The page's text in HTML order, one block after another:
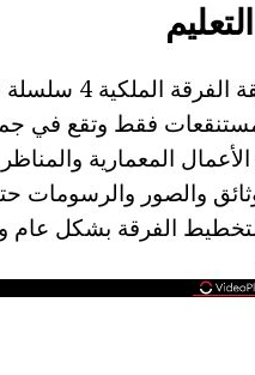
المعمارية
والصور والرسومات
الفرقة بشكل عام